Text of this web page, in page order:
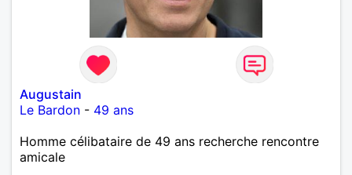
Augustain
Le Bardon - 49 ans
Homme célibataire de 49 ans recherche rencontre
amicale